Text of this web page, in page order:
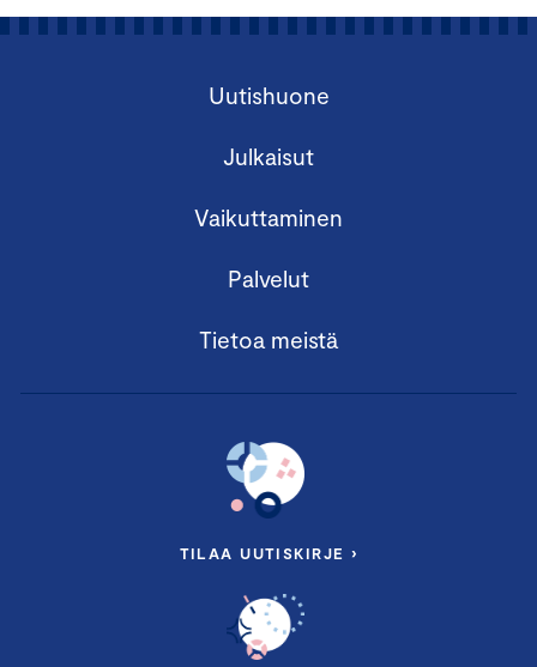
Uutishuone
Julkaisut
Vaikuttaminen
Palvelut
Tietoa meistä
TILAA UUTISKIRJE ›